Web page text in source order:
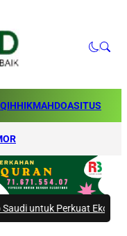
HIKMAHDOASITUS
Perkuat Ekosistem Haji